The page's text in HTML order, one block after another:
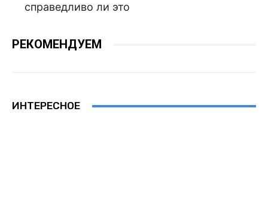
справедливо ли это
РЕКОМЕНДУЕМ
ИНТЕРЕСНОЕ